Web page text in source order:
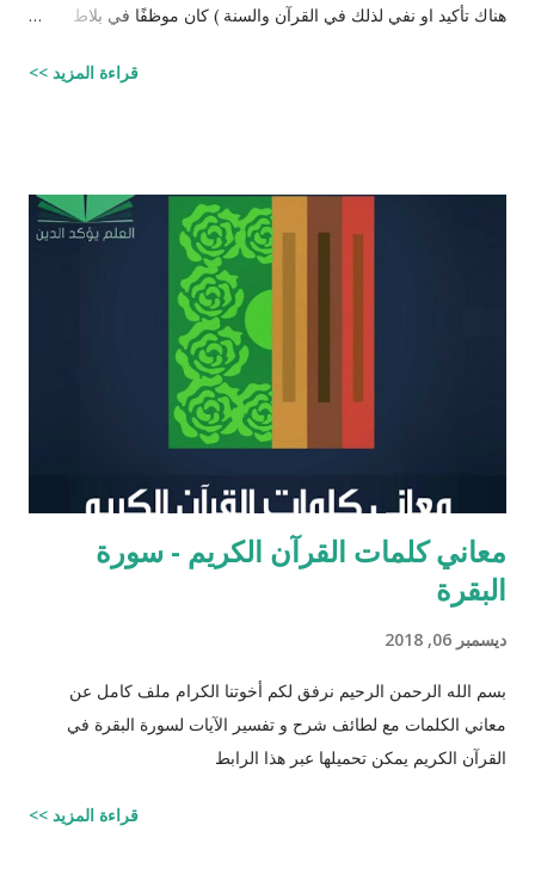
هناك تأكيد او نفي لذلك في القرآن والسنة ) كان موظفًا في بلاط
اليهودية وكان ملماً بالتوراة ومدرساً لتعاليمها وكذلك كان كاتباً ماهراً
تعاليمها وطهر المجتمع اليهودي من الزواج المختلط، ولهذه الأسباب
يحتل عزرا الكاتب مكانه عاليه جداً في الإرث الديني اليهود وقصته
مذكوره في ( سفر عزرا ) في العهد القديم ونجد في ملاحق الشروحات
اليهوديه للمشناه والمعروفه باسم ( توسفتا ) תוספתא نجد رأياً يُزعم ان
عزرا الكاتب كان مستحقاً لان تتنزل عليه التوراه لولا ان موسى عليه
السلام سبقه ! כי ראויה הייתה התורה להינתן על י...
قراءة المزيد >>
معاني كلمات القرآن الكريم - سورة
البقرة
ديسمبر 06, 2018
بسم الله الرحمن الرحيم نرفق لكم أخوتنا الكرام ملف كامل عن
معاني الكلمات مع لطائف شرح و تفسير الآيات لسورة البقرة في
القرآن الكريم يمكن تحميلها عبر هذا الرابط
قراءة المزيد >>